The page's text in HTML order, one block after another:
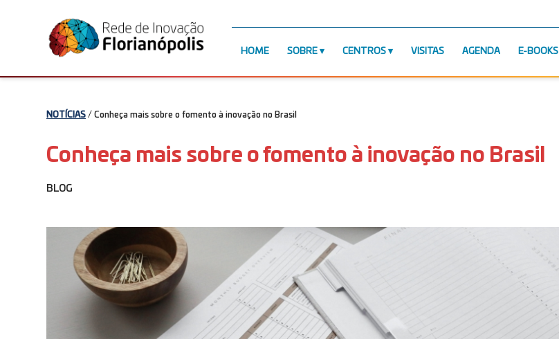
HOME SOBRE CENTROS VISITAS AGENDA E-BOOKS
NOTÍCIAS / Conheça mais sobre o fomento à inovação no Brasil
Conheça mais sobre o fomento à inovação no Brasil
BLOG